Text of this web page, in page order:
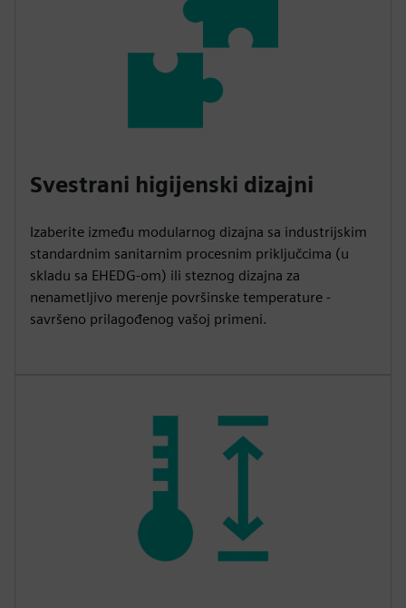
Svestrani higijenski dizajni
Izaberite između modularnog dizajna sa industrijskim
standardnim sanitarnim procesnim priključcima (u
skladu sa EHEDG-om) ili steznog dizajna za
nenametljivo merenje površinske temperature -
savršeno prilagođenog vašoj primeni.